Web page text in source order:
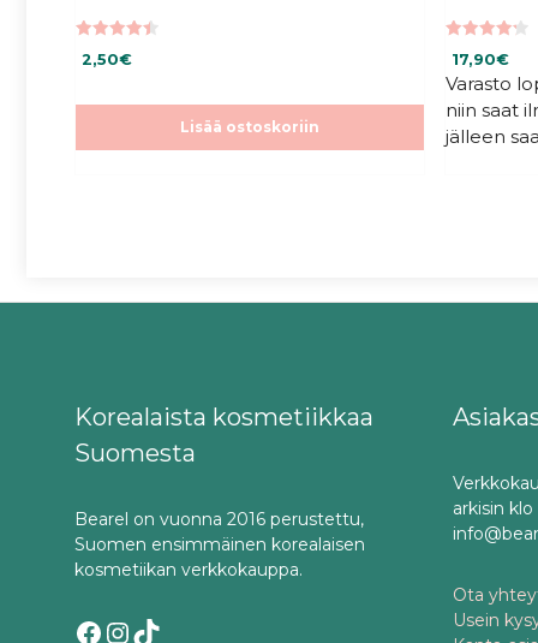
5:stä
2,50€
Lisää ostoskoriin
5:stä
17,90€
Varasto
niin saat
jälleen
Korealaista kosmetiikkaa
Suomesta
Bearel on vuonna 2016 perustettu,
Suomen ensimmäinen korealaisen
kosmetiikan verkkokauppa.
Facebook
Instagram
TikTok
arkisin
Ota
Usein